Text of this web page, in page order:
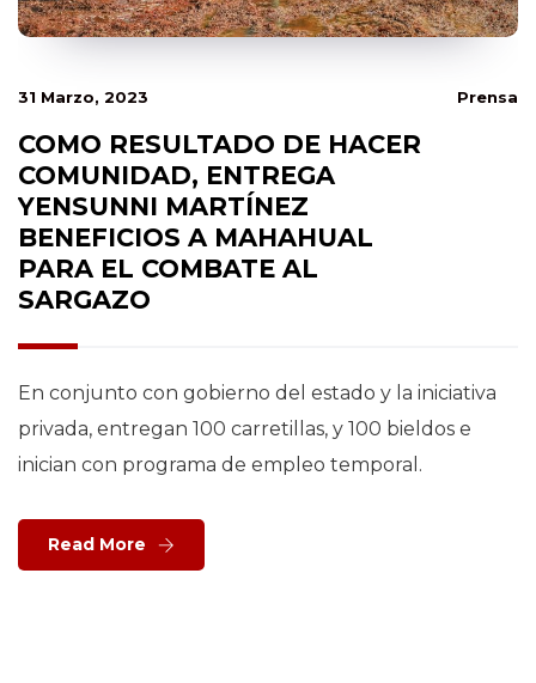
31 Marzo, 2023 Prensa
COMO RESULTADO DE HACER
COMUNIDAD, ENTREGA
YENSUNNI MARTÍNEZ
BENEFICIOS A MAHAHUAL
PARA EL COMBATE AL
SARGAZO
En conjunto con gobierno del estado y la iniciativa
privada, entregan 100 carretillas, y 100 bieldos e
inician con programa de empleo temporal.
Read More